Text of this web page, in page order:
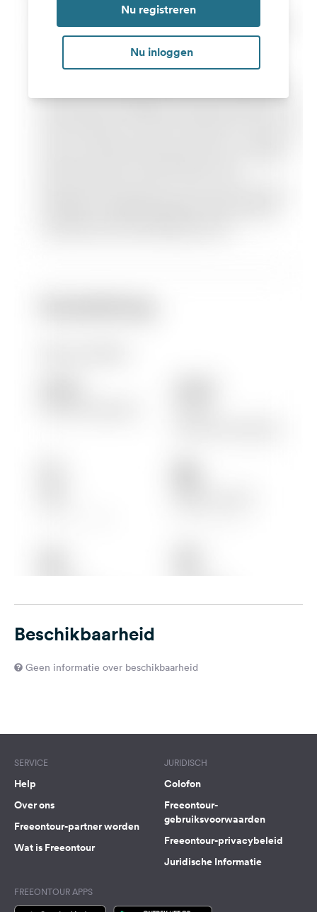
Nu registreren
Nu inloggen
Beschikbaarheid
Geen informatie over beschikbaarheid
SERVICE
Help
Over ons
Freeontour-partner worden
Wat is Freeontour
JURIDISCH
Colofon
Freeontour-
gebruiksvoorwaarden
Freeontour-privacybeleid
Juridische Informatie
FREEONTOUR APPS